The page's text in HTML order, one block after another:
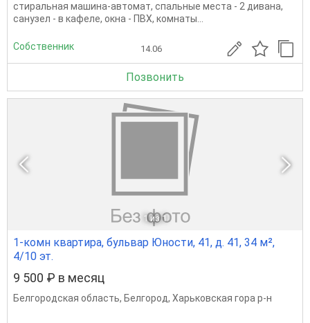
стиральная машина-автомат, спальные места - 2 дивана,
санузел - в кафеле, окна - ПВХ, комнаты...
Собственник 14.06
Позвонить
1 из 1
1-комн квартира, бульвар Юности, 41, д. 41, 34 м²,
4/10 эт.
9 500 ₽ в месяц
Белгородская область, Белгород, Харьковская гора р-н